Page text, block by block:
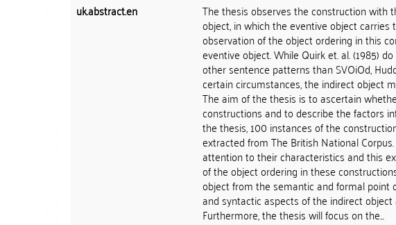
uk.abstract.en The thesis observes the construction with
object, in which the eventive object
observation of the object ordering in this
eventive object. While Quirk et. al. (1985)
other sentence patterns than SVOiOd,
certain circumstances, the indirect object
The aim of the thesis is to ascertain
constructions and to describe the factors
the thesis, 100 instances of the
extracted from The British National
attention to their characteristics and this
of the object ordering in these
object from the semantic and formal point
and syntactic aspects of the indirect
Furthermore, the thesis will focus on the...